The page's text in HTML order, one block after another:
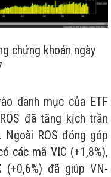
chứng khoán ngày
danh mục của ETF
đã tăng kịch trần
ROS đóng góp
các mã VIC (+1,8%),
(+0,6%) đã giúp VN-